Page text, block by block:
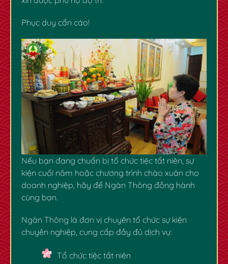
Phục duy cẩn cáo!
Nếu bạn đang chuẩn bị tổ chức tiệc tất niên, sự
kiện cuối năm hoặc chương trình chào xuân cho
doanh nghiệp, hãy để Ngàn Thông đồng hành
cùng bạn.
Ngàn Thông là đơn vị chuyên tổ chức sự kiện
chuyên nghiệp, cung cấp đầy đủ dịch vụ:
Tổ chức tiệc tất niên